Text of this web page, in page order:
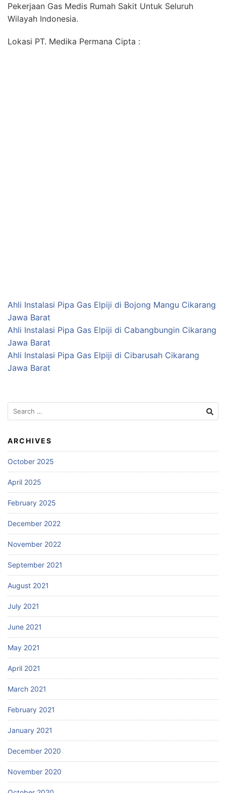
Pekerjaan Gas Medis Rumah Sakit Untuk Seluruh
Wilayah Indonesia.
Lokasi PT. Medika Permana Cipta :
Ahli Instalasi Pipa Gas Elpiji di Bojong Mangu Cikarang
Jawa Barat
Ahli Instalasi Pipa Gas Elpiji di Cabangbungin Cikarang
Jawa Barat
Ahli Instalasi Pipa Gas Elpiji di Cibarusah Cikarang
Jawa Barat
Search
for:
ARCHIVES
October 2025
April 2025
February 2025
December 2022
November 2022
September 2021
August 2021
July 2021
June 2021
May 2021
April 2021
March 2021
February 2021
January 2021
December 2020
November 2020